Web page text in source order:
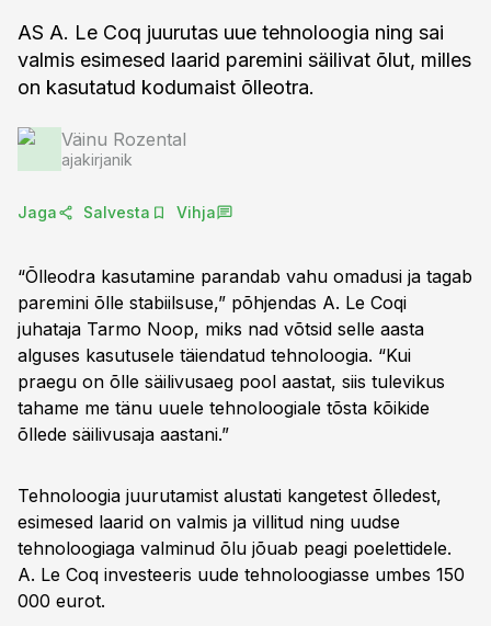
AS A. Le Coq juurutas uue tehnoloogia ning sai
valmis esimesed laarid paremini säilivat õlut, milles
on kasutatud kodumaist õlleotra.
Väinu Rozental
ajakirjanik
Jaga Salvesta Vihja
“Õlleodra kasutamine parandab vahu omadusi ja tagab
paremini õlle stabiilsuse,” põhjendas A. Le Coqi
juhataja Tarmo Noop, miks nad võtsid selle aasta
alguses kasutusele täiendatud tehnoloogia. “Kui
praegu on õlle säilivusaeg pool aastat, siis tulevikus
tahame me tänu uuele tehnoloogiale tõsta kõikide
õllede säilivusaja aastani.”
Tehnoloogia juurutamist alustati kangetest õlledest,
esimesed laarid on valmis ja villitud ning uudse
tehnoloogiaga valminud õlu jõuab peagi poelettidele.
A. Le Coq investeeris uude tehnoloogiasse umbes 150
000 eurot.